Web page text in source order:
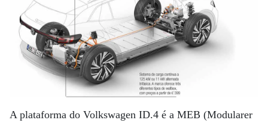
A plataforma do Volkswagen ID.4 é a MEB (Modularer